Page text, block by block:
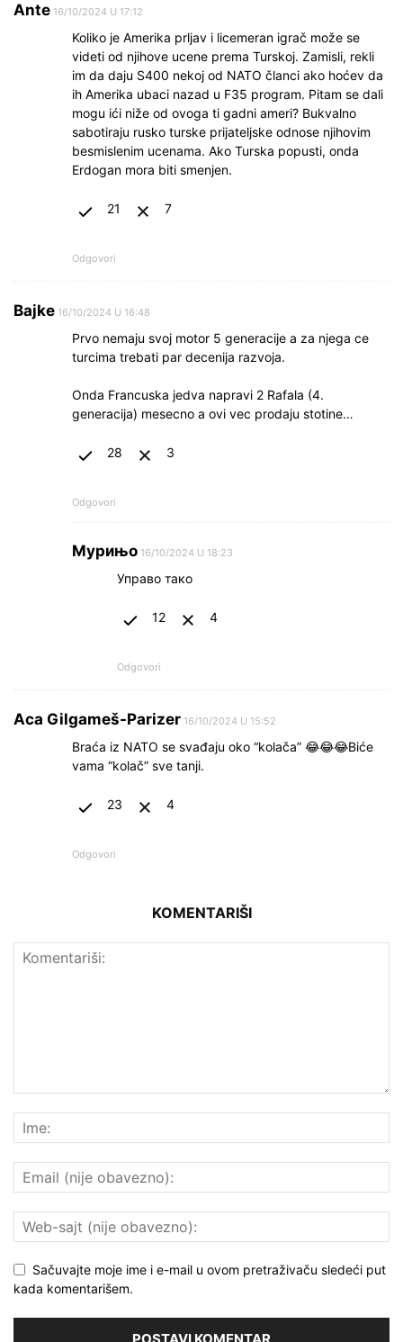
Ante 16/10/2024 U 17:12
Koliko je Amerika prljav i licemeran igrač može se
videti od njihove ucene prema Turskoj. Zamisli, rekli
im da daju S400 nekoj od NATO članci ako hoćev da
ih Amerika ubaci nazad u F35 program. Pitam se dali
mogu ići niže od ovoga ti gadni ameri? Bukvalno
sabotiraju rusko turske prijateljske odnose njihovim
besmislenim ucenama. Ako Turska popusti, onda
Erdogan mora biti smenjen.
21 7
Odgovori
Bajke 16/10/2024 U 16:48
Prvo nemaju svoj motor 5 generacije a za njega ce
turcima trebati par decenija razvoja.
Onda Francuska jedva napravi 2 Rafala (4.
generacija) mesecno a ovi vec prodaju stotine…
28 3
Odgovori
Мурињо 16/10/2024 U 18:23
Управо тако
12 4
Odgovori
Aca Gilgameš-Parizer 16/10/2024 U 15:52
Braća iz NATO se svađaju oko “kolača” 😂😂😂Biće
vama “kolač” sve tanji.
23 4
Odgovori
KOMENTARIŠI
Sačuvajte moje ime i e-mail u ovom pretraživaču sledeći put
kada komentarišem.